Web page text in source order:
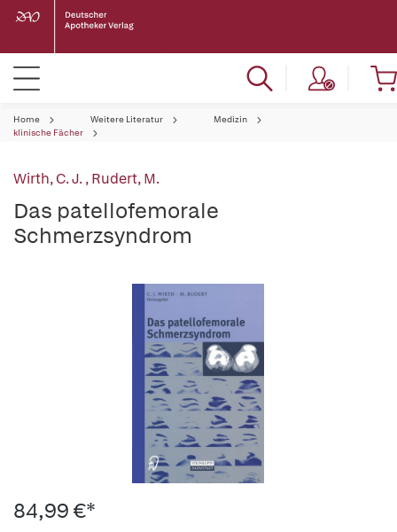
Home Weitere Literatur
Medizin
klinische Fächer
Wirth, C. J.,Rudert, M.
Das patellofemorale
Schmerzsyndrom
84,99 €*